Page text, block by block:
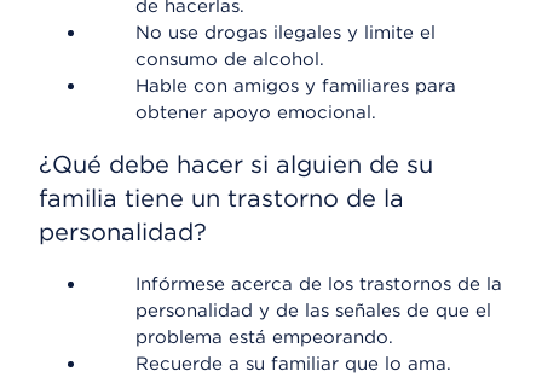
de hacerlas.
No use drogas ilegales y limite el
consumo de alcohol.
Hable con amigos y familiares para
obtener apoyo emocional.
¿Qué debe hacer si alguien de su
familia tiene un trastorno de la
personalidad?
Infórmese acerca de los trastornos de la
personalidad y de las señales de que el
problema está empeorando.
Recuerde a su familiar que lo ama.